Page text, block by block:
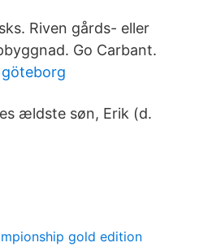
Riven gårds- eller
Go Carbant.
ældste søn, Erik (d.
gold edition